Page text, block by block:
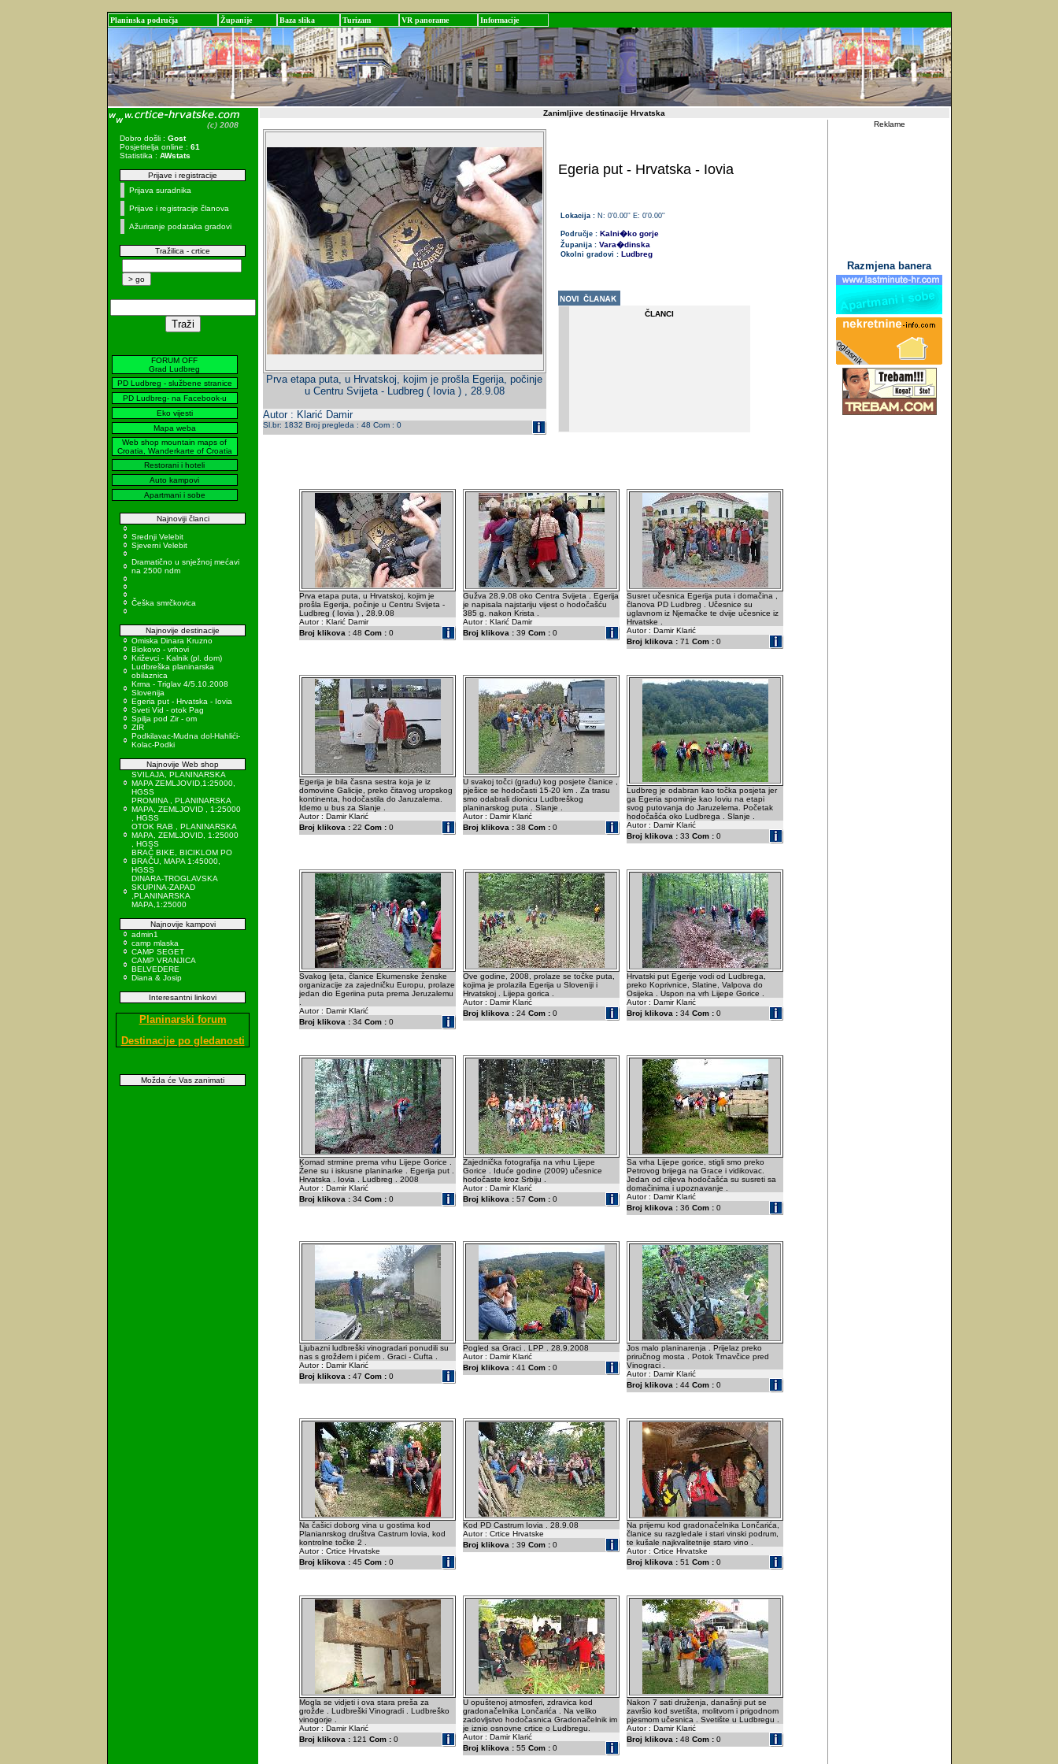
Planinska područja Županije Baza slika Turizam VR panorame Informacije
Dobro došli : Gost
Posjetitelja online : 61
Statistika : AWstats
Prijave i registracije
Prijava suradnika
Prijave i registracije članova
Ažuriranje podataka gradovi
Tražilica - crtice
FORUM OFF
Grad Ludbreg
PD Ludbreg - službene stranice
PD Ludbreg- na Facebook-u
Eko vijesti
Mapa weba
Web shop mountain maps of
Croatia, Wanderkarte of Croatia
Restorani i hoteli
Auto kampovi
Apartmani i sobe
Najnoviji članci
Srednji Velebit
Sjeverni Velebit
Dramatično u snježnoj mećavi
na 2500 ndm
Češka smrčkovica
Najnovije destinacije
Omiska Dinara Kruzno
Biokovo - vrhovi
Križevci - Kalnik (pl. dom)
Ludbreška planinarska
obilaznica
Krma - Triglav 4/5.10.2008
Slovenija
Egeria put - Hrvatska - Iovia
Sveti Vid - otok Pag
Spilja pod Zir - om
ZIR
Podkilavac-Mudna dol-Hahlići-
Kolac-Podki
Najnovije Web shop
SVILAJA, PLANINARSKA
MAPA ZEMLJOVID,1:25000,
HGSS
PROMINA , PLANINARSKA
MAPA, ZEMLJOVID , 1:25000
, HGSS
OTOK RAB , PLANINARSKA
MAPA, ZEMLJOVID, 1:25000
, HGSS
BRAČ BIKE, BICIKLOM PO
BRAČU, MAPA 1:45000,
HGSS
DINARA-TROGLAVSKA
SKUPINA-ZAPAD
,PLANINARSKA
MAPA,1:25000
Najnovije kampovi
admin1
camp mlaska
CAMP SEGET
CAMP VRANJICA
BELVEDERE
Diana & Josip
Interesantni linkovi
Planinarski forum
Destinacije po gledanosti
Možda će Vas zanimati
Zanimljive destinacije Hrvatska
Prva etapa puta, u Hrvatskoj, kojim je prošla Egerija, počinje
u Centru Svijeta - Ludbreg ( Iovia ) , 28.9.08
Autor : Klarić Damir
Sl.br: 1832 Broj pregleda : 48 Com : 0
Egeria put - Hrvatska - Iovia
Lokacija : N: 0'0.00'' E: 0'0.00''
Područje : Kalni�ko gorje
Županija : Vara�dinska
Okolni gradovi : Ludbreg
ČLANCI
Prva etapa puta, u Hrvatskoj, kojim je
prošla Egerija, počinje u Centru Svijeta -
Ludbreg ( Iovia ) , 28.9.08
Autor : Klarić Damir
Broj klikova : 48 Com : 0
Gužva 28.9.08 oko Centra Svijeta . Egerija
je napisala najstariju vijest o hodočašću
385 g. nakon Krista .
Autor : Klarić Damir
Broj klikova : 39 Com : 0
Susret učesnica Egerija puta i domačina ,
članova PD Ludbreg . Učesnice su
uglavnom iz Njemačke te dvije učesnice iz
Hrvatske .
Autor : Damir Klarić
Broj klikova : 71 Com : 0
Egerija je bila časna sestra koja je iz
domovine Galicije, preko čitavog uropskog
kontinenta, hodočastila do Jaruzalema.
Idemo u bus za Slanje .
Autor : Damir Klarić
Broj klikova : 22 Com : 0
U svakoj točci (gradu) kog posjete članice ,
pješice se hodočasti 15-20 km . Za trasu
smo odabrali dionicu Ludbreškog
planinarskog puta . Slanje .
Autor : Damir Klarić
Broj klikova : 38 Com : 0
Ludbreg je odabran kao točka posjeta jer
ga Egeria spominje kao Ioviu na etapi
svog putovanja do Jaruzelema. Početak
hodočašća oko Ludbrega . Slanje .
Autor : Damir Klarić
Broj klikova : 33 Com : 0
Svakog ljeta, članice Ekumenske ženske
organizacije za zajedničku Europu, prolaze
jedan dio Egeriina puta prema Jeruzalemu
Autor : Damir Klarić
Broj klikova : 34 Com : 0
Ove godine, 2008, prolaze se točke puta,
kojima je prolazila Egerija u Sloveniji i
Hrvatskoj . Lijepa gorica .
Autor : Damir Klarić
Broj klikova : 24 Com : 0
Hrvatski put Egerije vodi od Ludbrega,
preko Koprivnice, Slatine, Valpova do
Osijeka . Uspon na vrh Lijepe Gorice .
Autor : Damir Klarić
Broj klikova : 34 Com : 0
Komad strmine prema vrhu Lijepe Gorice .
Žene su i iskusne planinarke . Egerija put .
Hrvatska . Iovia . Ludbreg . 2008
Autor : Damir Klarić
Broj klikova : 34 Com : 0
Zajednička fotografija na vrhu Lijepe
Gorice . Iduće godine (2009) učesnice
hodočaste kroz Srbiju .
Autor : Damir Klarić
Broj klikova : 57 Com : 0
Sa vrha Lijepe gorice, stigli smo preko
Petrovog brijega na Grace i vidikovac.
Jedan od ciljeva hodočašća su susreti sa
domačinima i upoznavanje .
Autor : Damir Klarić
Broj klikova : 36 Com : 0
Ljubazni ludbreški vinogradari ponudili su
nas s grožđem i pićem . Graci - Cufta .
Autor : Damir Klarić
Broj klikova : 47 Com : 0
Pogled sa Graci . LPP . 28.9.2008
Autor : Damir Klarić
Broj klikova : 41 Com : 0
Jos malo planinarenja . Prijelaz preko
priručnog mosta . Potok Trnavčice pred
Vinograci .
Autor : Damir Klarić
Broj klikova : 44 Com : 0
Na čašici doborg vina u gostima kod
Planianrskog društva Castrum Iovia, kod
kontrolne točke 2 .
Autor : Crtice Hrvatske
Broj klikova : 45 Com : 0
Kod PD Castrum Iovia . 28.9.08
Autor : Crtice Hrvatske
Broj klikova : 39 Com : 0
Na prijemu kod gradonačelnika Lončarića,
članice su razgledale i stari vinski podrum,
te kušale najkvalitetnije staro vino .
Autor : Crtice Hrvatske
Broj klikova : 51 Com : 0
Mogla se vidjeti i ova stara preša za
grožđe . Ludbreški Vinogradi . Ludbreško
vinogorje .
Autor : Damir Klarić
Broj klikova : 121 Com : 0
U opuštenoj atmosferi, zdravica kod
gradonačelnika Lončarića . Na veliko
zadovljstvo hodočasnica Gradonačelnik im
je iznio osnovne crtice o Ludbregu.
Autor : Damir Klarić
Broj klikova : 55 Com : 0
Nakon 7 sati druženja, današnji put se
završio kod svetišta, molitvom i prigodnom
pjesmom učesnica . Svetište u Ludbregu .
Autor : Damir Klarić
Broj klikova : 48 Com : 0
Reklame
Razmjena banera